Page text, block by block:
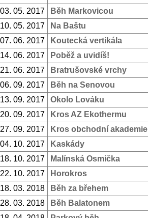
03. 05. 2017
Běh Markovicou
10. 05. 2017
Na Baštu
07. 06. 2017
Koutecká vertikála
14. 06. 2017
Poběž a uvidíš!
21. 06. 2017
Bratrušovské vrchy
06. 09. 2017
Běh na Senovou
13. 09. 2017
Okolo Lováku
20. 09. 2017
Kros AZ Ekothermu
27. 09. 2017
Kros obchodní akademie
04. 10. 2017
Kaskády
18. 10. 2017
Malínská Osmička
22. 10. 2017
Horokros
18. 03. 2018
Běh za břehem
28. 03. 2018
Běh Balatonem